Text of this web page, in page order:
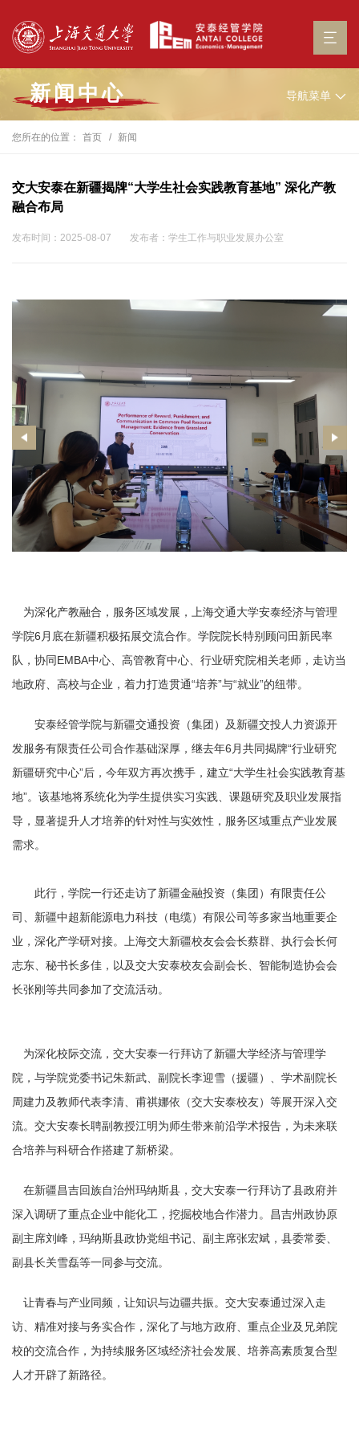
新闻中心 导航菜单
您所在的位置： 首页 新闻
交大安泰在新疆揭牌“大学生社会实践教育基地” 深化产教
融合布局
发布时间：2025-08-07 发布者：学生工作与职业发展办公室
为深化产教融合，服务区域发展，上海交通大学安泰经济与管理
学院6月底在新疆积极拓展交流合作。学院院长特别顾问田新民率
队，协同EMBA中心、高管教育中心、行业研究院相关老师，走访当
地政府、高校与企业，着力打造贯通“培养”与“就业”的纽带。
安泰经管学院与新疆交通投资（集团）及新疆交投人力资源开
发服务有限责任公司合作基础深厚，继去年6月共同揭牌“行业研究
新疆研究中心”后，今年双方再次携手，建立“大学生社会实践教育基
地”。该基地将系统化为学生提供实习实践、课题研究及职业发展指
导，显著提升人才培养的针对性与实效性，服务区域重点产业发展
需求。
此行，学院一行还走访了新疆金融投资（集团）有限责任公
司、新疆中超新能源电力科技（电缆）有限公司等多家当地重要企
业，深化产学研对接。上海交大新疆校友会会长蔡群、执行会长何
志东、秘书长多佳，以及交大安泰校友会副会长、智能制造协会会
长张刚等共同参加了交流活动。
为深化校际交流，交大安泰一行拜访了新疆大学经济与管理学
院，与学院党委书记朱新武、副院长李迎雪（援疆）、学术副院长
周建力及教师代表李清、甫祺娜依（交大安泰校友）等展开深入交
流。交大安泰长聘副教授江明为师生带来前沿学术报告，为未来联
合培养与科研合作搭建了新桥梁。
在新疆昌吉回族自治州玛纳斯县，交大安泰一行拜访了县政府并
深入调研了重点企业中能化工，挖掘校地合作潜力。昌吉州政协原
副主席刘峰， 玛纳斯县政协党组书记、副主席张宏斌，县委常委、
副县长关雪磊等一同参与交流。
让青春与产业同频，让知识与边疆共振。交大安泰通过深入走
访、精准对接与务实合作，深化了与地方政府、重点企业及兄弟院
校的交流合作，为持续服务区域经济社会发展、培养高素质复合型
人才开辟了新路径。